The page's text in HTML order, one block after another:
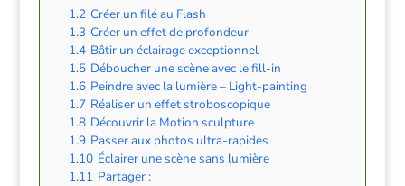
1.2 Créer un filé au Flash
1.3 Créer un effet de profondeur
1.4 Bâtir un éclairage exceptionnel
1.5 Déboucher une scène avec le fill-in
1.6 Peindre avec la lumière – Light-painting
1.7 Réaliser un effet stroboscopique
1.8 Découvrir la Motion sculpture
1.9 Passer aux photos ultra-rapides
1.10 Éclairer une scène sans lumière
1.11 Partager :